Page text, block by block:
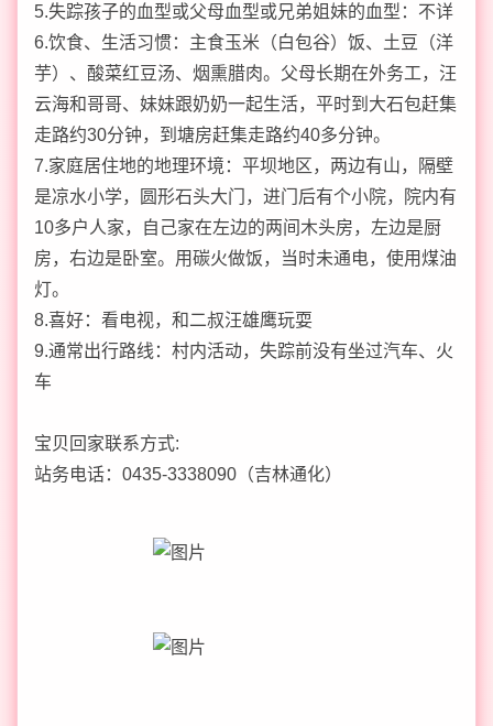
5.失踪孩子的血型或父母血型或兄弟姐妹的血型：不详
6.饮食、生活习惯：主食玉米（白包谷）饭、土豆（洋
芋）、酸菜红豆汤、烟熏腊肉。父母长期在外务工，汪
云海和哥哥、妹妹跟奶奶一起生活，平时到大石包赶集
走路约30分钟，到塘房赶集走路约40多分钟。
7.家庭居住地的地理环境：平坝地区，两边有山，隔壁
是凉水小学，圆形石头大门，进门后有个小院，院内有
10多户人家，自己家在左边的两间木头房，左边是厨
房，右边是卧室。用碳火做饭，当时未通电，使用煤油
灯。
8.喜好：看电视，和二叔汪雄鹰玩耍
9.通常出行路线：村内活动，失踪前没有坐过汽车、火
车
宝贝回家联系方式:
站务电话：0435-3338090（吉林通化）